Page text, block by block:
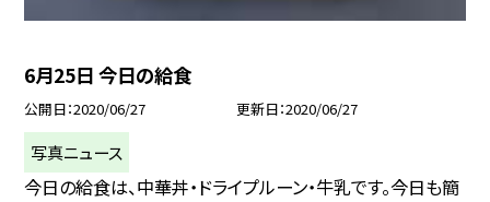
6月25日 今日の給食
公開日 2020/06/27 更新日 2020/06/27
写真ニュース
今日の給食は、中華丼・ドライプルーン・牛乳です。今日も簡